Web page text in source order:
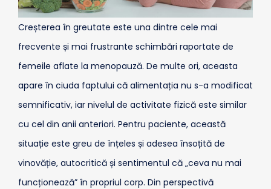
Creșterea în greutate este una dintre cele mai
frecvente și mai frustrante schimbări raportate de
femeile aflate la menopauză. De multe ori, aceasta
apare în ciuda faptului că alimentația nu s-a modificat
semnificativ, iar nivelul de activitate fizică este similar
cu cel din anii anteriori. Pentru paciente, această
situație este greu de înțeles și adesea însoțită de
vinovăție, autocritică și sentimentul că „ceva nu mai
funcționează” în propriul corp. Din perspectivă